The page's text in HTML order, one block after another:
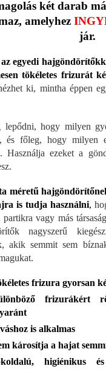
két darab
amelyhez
jár.
egyedi
tökéletes frizurát
ki, mintha éppen
lepődni, hogy milyen
és főleg, hogy milyen
Használja ezeket a
méretű
is tudja használni,
partikra vagy más
nagyszerű
akik semmit sem
frizura gyorsan
frizurákért
is alkalmas
károsítja a hajat
higiénikus